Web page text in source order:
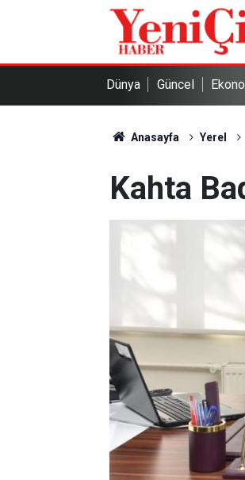
Dünya Güncel
Anasayfa Yerel
Kahta